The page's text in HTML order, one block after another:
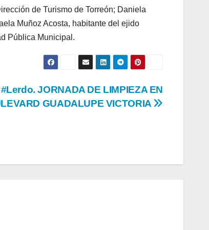
de Turismo de Torreón; Daniela
Muñoz Acosta, habitante del ejido
Pública Municipal.
#Lerdo. JORNADA DE LIMPIEZA EN
GUADALUPE VICTORIA